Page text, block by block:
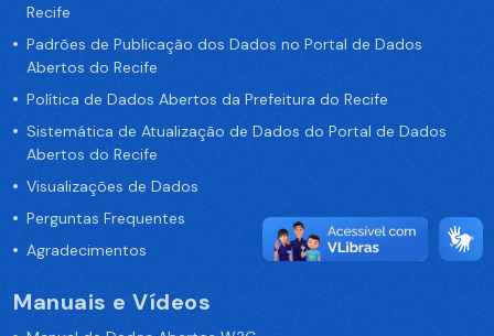
Recife
Padrões de Publicação dos Dados no Portal de Dados
Abertos do Recife
Política de Dados Abertos da Prefeitura do Recife
Sistemática de Atualização de Dados do Portal de Dados
Abertos do Recife
Visualizações de Dados
Perguntas Frequentes
Agradecimentos
Manuais e Vídeos